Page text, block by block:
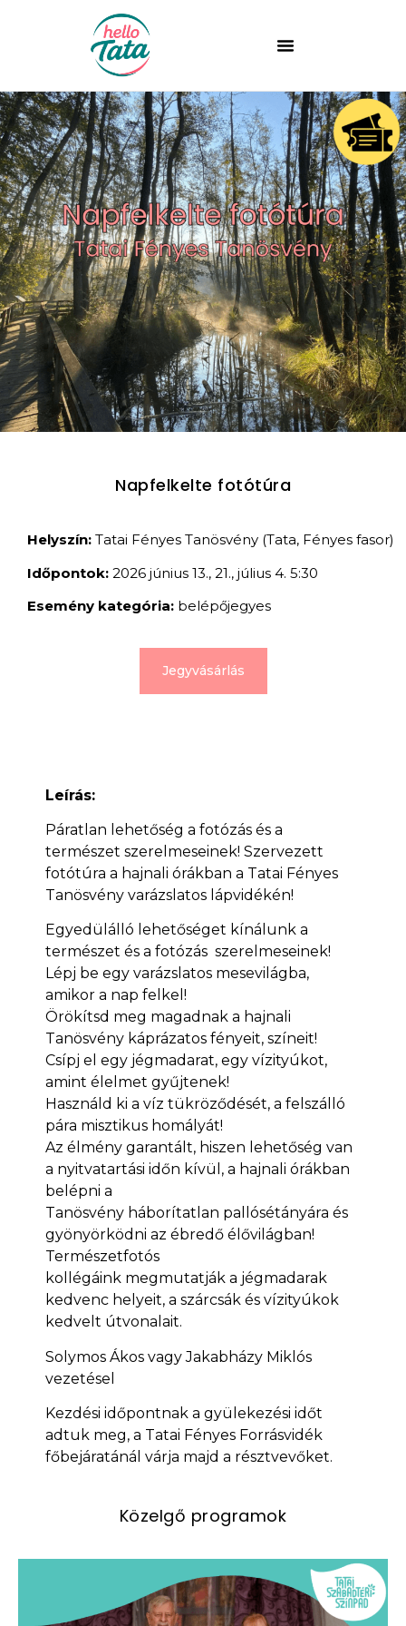
Napfelkelte fotótúra
Helyszín: Tatai Fényes Tanösvény (Tata, Fényes fasor)
Időpontok: 2026 június 13., 21., július 4. 5:30
Esemény kategória: belépőjegyes
Jegyvásárlás
Leírás:
Páratlan lehetőség a fotózás és a
természet szerelmeseinek! Szervezett
fotótúra a hajnali órákban a Tatai Fényes
Tanösvény varázslatos lápvidékén!
Egyedülálló lehetőséget kínálunk a
természet és a fotózás szerelmeseinek!
Lépj be egy varázslatos mesevilágba,
amikor a nap felkel!
Örökítsd meg magadnak a hajnali
Tanösvény káprázatos fényeit, színeit!
Csípj el egy jégmadarat, egy vízityúkot,
amint élelmet gyűjtenek!
Használd ki a víz tükröződését, a felszálló
pára misztikus homályát!
Az élmény garantált, hiszen lehetőség van
a nyitvatartási időn kívül, a hajnali órákban
belépni a
Tanösvény háborítatlan pallósétányára és
gyönyörködni az ébredő élővilágban!
Természetfotós
kollégáink megmutatják a jégmadarak
kedvenc helyeit, a szárcsák és vízityúkok
kedvelt útvonalait.
Solymos Ákos vagy Jakabházy Miklós
vezetésel
Kezdési időpontnak a gyülekezési időt
adtuk meg, a Tatai Fényes Forrásvidék
főbejáratánál várja majd a résztvevőket.
Közelgő programok